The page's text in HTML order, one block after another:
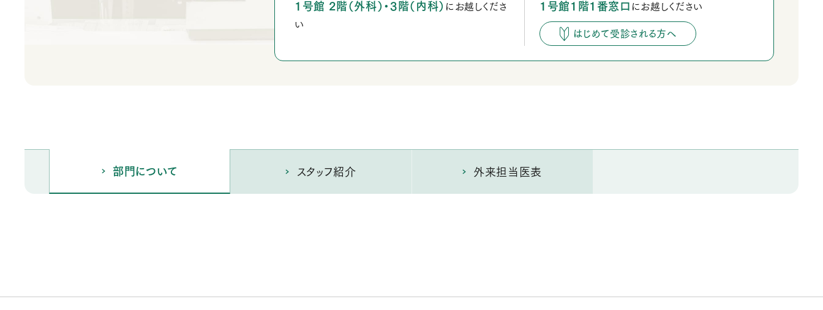
1号館 2階（外科）・3階（内科） にお越しくださ
い
1号館1階1番窓口 にお越しください
はじめて受診される方へ
部門について スタッフ紹介 外来担当医表